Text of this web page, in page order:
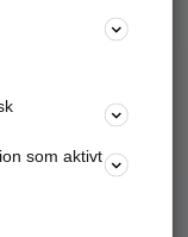
mot
nära dig.
som aktivt